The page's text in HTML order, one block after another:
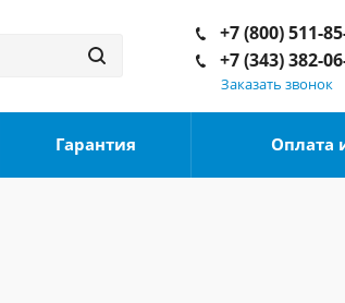
+7 (800) 511-
+7 (343) 382-
Заказать звонок
Гарантия Оплата